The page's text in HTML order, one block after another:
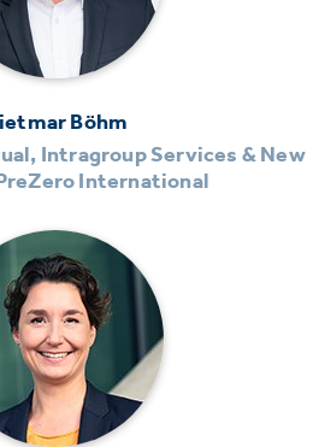
Böhm
Intragroup Services & New
International